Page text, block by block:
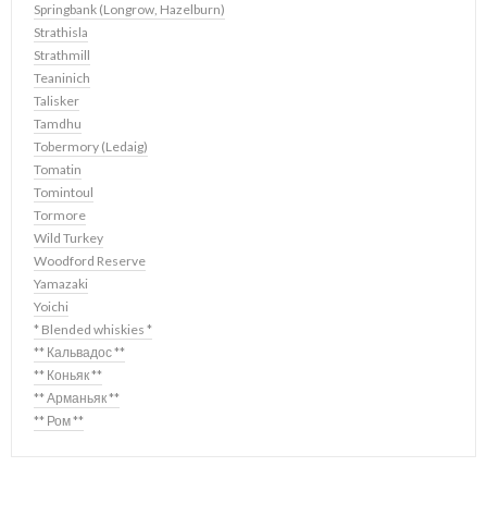
Springbank (Longrow, Hazelburn)
Strathisla
Strathmill
Teaninich
Talisker
Tamdhu
Tobermory (Ledaig)
Tomatin
Tomintoul
Tormore
Wild Turkey
Woodford Reserve
Yamazaki
Yoichi
* Blended whiskies *
** Кальвадос **
** Коньяк **
** Арманьяк **
** Ром **